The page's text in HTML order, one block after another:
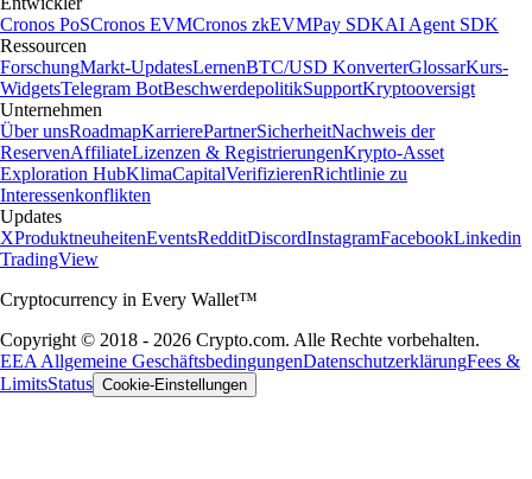
Cronos PoSCronos EVMCronos zkEVMPay SDKAI Agent SDK
Ressourcen
ForschungMarkt-UpdatesLernenBTC/USD KonverterGlossarKurs-
WidgetsTelegram BotBeschwerdepolitikSupportKryptooversigt
Unternehmen
Über unsRoadmapKarrierePartnerSicherheitNachweis der
ReservenAffiliateLizenzen & RegistrierungenKrypto-Asset
Exploration HubKlimaCapitalVerifizierenRichtlinie zu
Interessenkonflikten
Updates
XProduktneuheitenEventsRedditDiscordInstagramFacebookLinkedin
TradingView
Cryptocurrency in Every Wallet™
Copyright © 2018 - 2026 Crypto.com. Alle Rechte vorbehalten.
EEA Allgemeine GeschäftsbedingungenDatenschutzerklärungFees &
LimitsStatus Cookie-Einstellungen